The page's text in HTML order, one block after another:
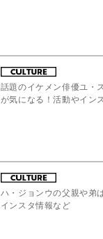
話題のイケメン俳優ユ・
が気になる！活動やイン
ハ・ジョンウの父親や弟
インスタ情報など